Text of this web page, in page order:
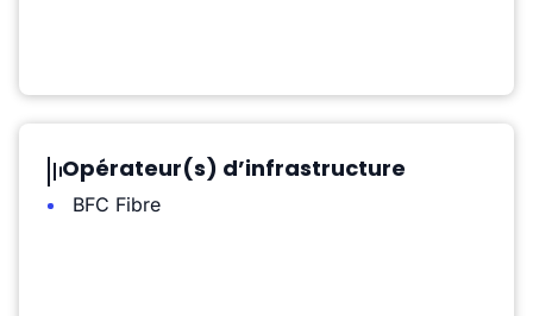
Opérateur(s) d’infrastructure
BFC Fibre